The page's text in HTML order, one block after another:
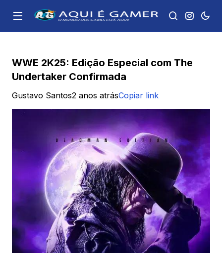
WWE 2K25: Edição Especial com The
Undertaker Confirmada
Gustavo Santos2 anos atrásCopiar link